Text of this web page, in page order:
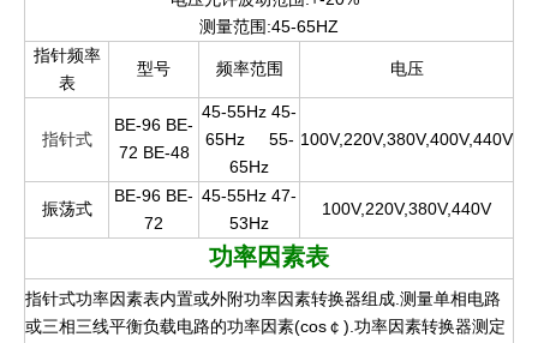
测量范围:45-65HZ
指针频率
表
型号 频率范围 电压
指针式
BE-96 BE-
72 BE-48
45-55Hz 45-
65Hz
55-
65Hz
100V,220V,380V,400V,440V
振荡式
BE-96 BE-
72
45-55Hz 47-
53Hz
100V,220V,380V,440V
功率因素表
指针式功率因素表内置或外附功率因素转换器组成.测量单相电路
或三相三线平衡负载电路的功率因素(cos￠).功率因素转换器测定